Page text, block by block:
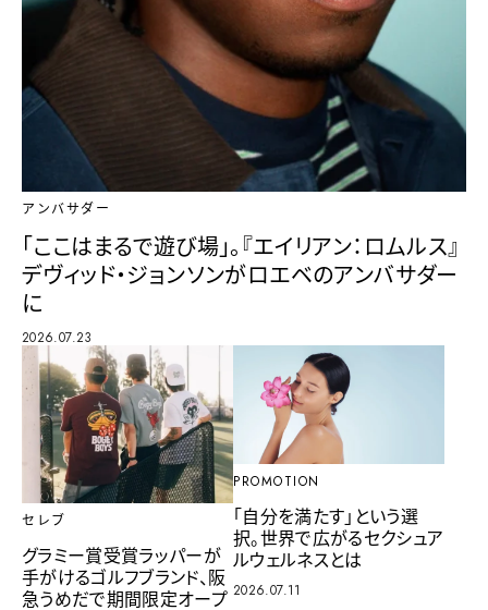
アンバサダー
「ここはまるで遊び場」。『エイリアン：ロムルス』
デヴィッド・ジョンソンがロエベのアンバサダー
に
2026.07.23
セレブ
グラミー賞受賞ラッパーが
手がけるゴルフブランド、阪
急うめだで期間限定オープ
PROMOTION
「自分を満たす」という選
択。世界で広がるセクシュア
ルウェルネスとは
2026.07.11